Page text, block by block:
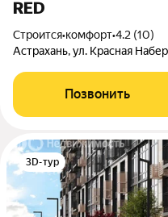
RED
Строится•комфорт•4.2 (10)
Астрахань, ул. Красная
Позвонить
3D-тур